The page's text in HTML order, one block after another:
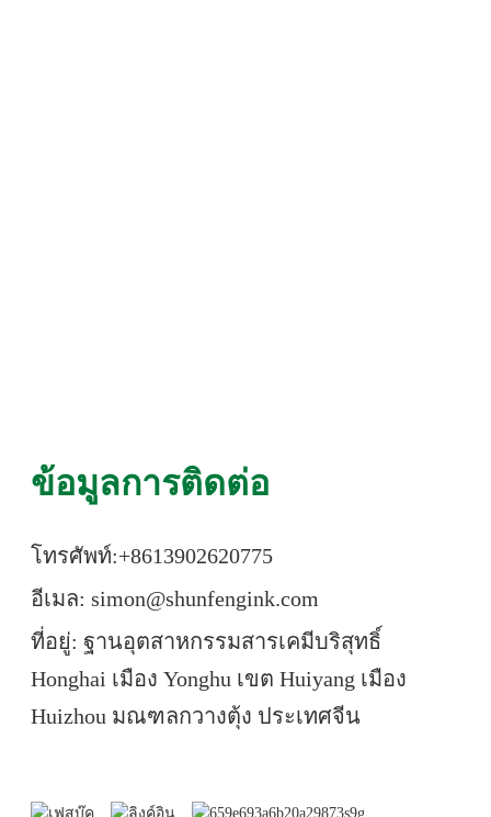
ข้อมูลการติดต่อ
โทรศัพท์:+8613902620775
อีเมล: simon@shunfengink.com
ที่อยู่: ฐานอุตสาหกรรมสารเคมีบริสุทธิ์
Honghai เมือง Yonghu เขต Huiyang เมือง
Huizhou มณฑลกวางตุ้ง ประเทศจีน